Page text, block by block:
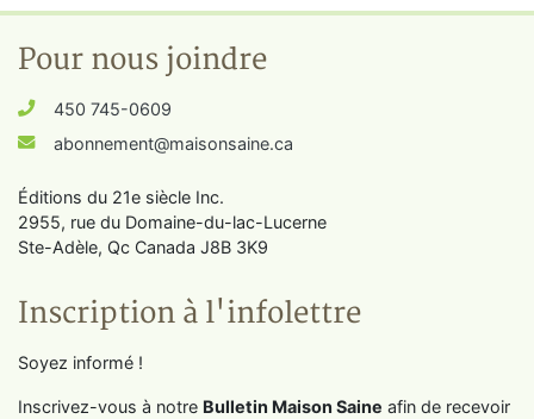
Pour nous joindre
450 745-0609
abonnement@maisonsaine.ca
Éditions du 21e siècle Inc.
2955, rue du Domaine-du-lac-Lucerne
Ste-Adèle, Qc Canada J8B 3K9
Inscription à l'infolettre
Soyez informé !
Inscrivez-vous à notre Bulletin Maison Saine afin de recevoir